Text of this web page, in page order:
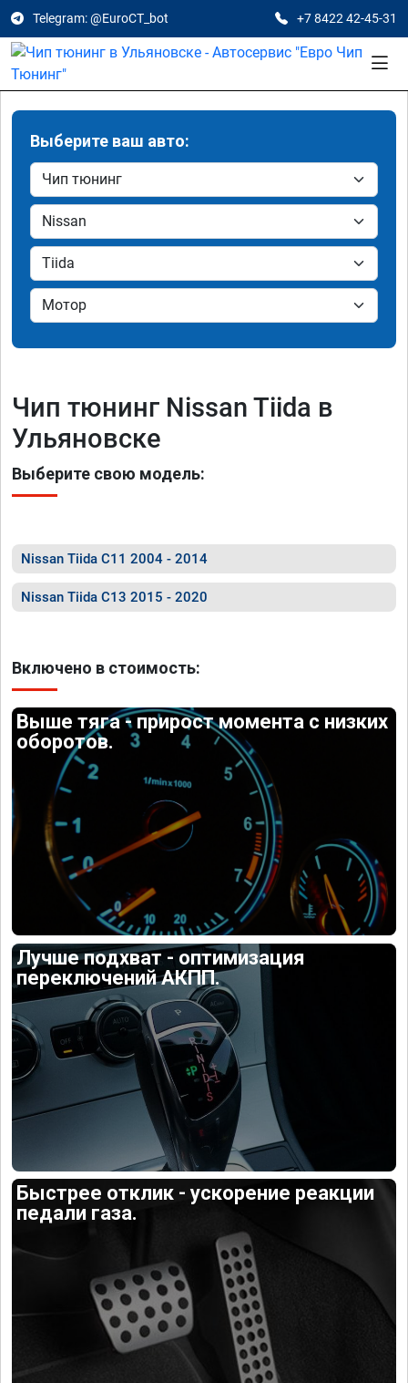
Telegram: @EuroCT_bot +7 8422 42-45-31
Выберите ваш авто:
Чип тюнинг Nissan Tiida в
Ульяновске
Выберите свою модель:
Nissan Tiida C11 2004 - 2014
Nissan Tiida C13 2015 - 2020
Включено в стоимость:
Выше тяга - прирост момента с низких
оборотов.
Лучше подхват - оптимизация
переключений АКПП.
Быстрее отклик - ускорение реакции
педали газа.